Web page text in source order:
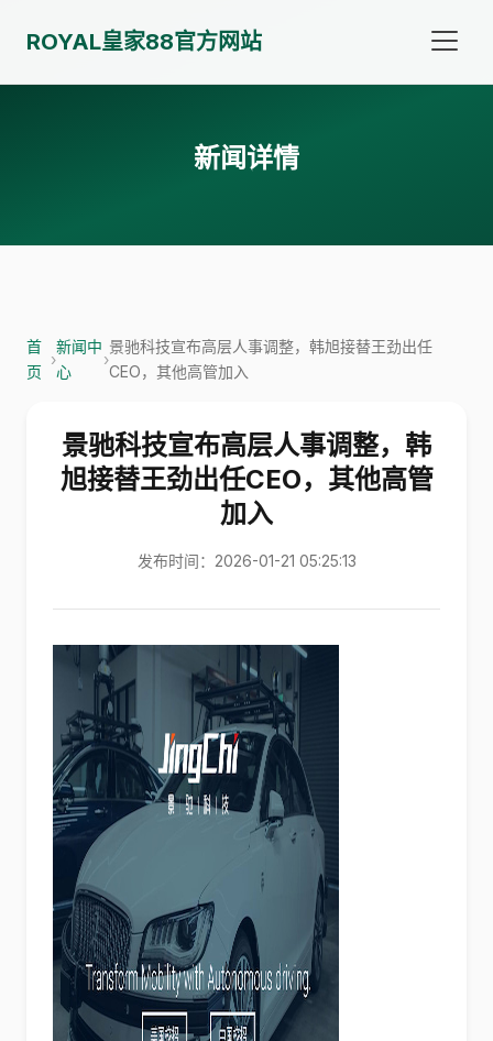
ROYAL皇家88官方网站
新闻详情
首
页
›
新闻中
心
›
景驰科技宣布高层人事调整，韩旭接替王劲出任
CEO，其他高管加入
景驰科技宣布高层人事调整，韩
旭接替王劲出任CEO，其他高管
加入
发布时间：2026-01-21 05:25:13